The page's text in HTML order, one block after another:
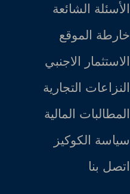
الأسئلة الشائعة
خارطة الموقع
الاستثمار الاجنبي
النزاعات التجارية
المطالبات المالية
سياسة الكوكيز
اتصل بنا